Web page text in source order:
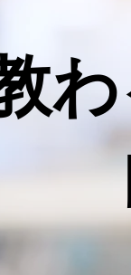
わ
自